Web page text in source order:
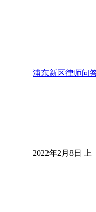
浦东新区律师问
2022年2月8日 上